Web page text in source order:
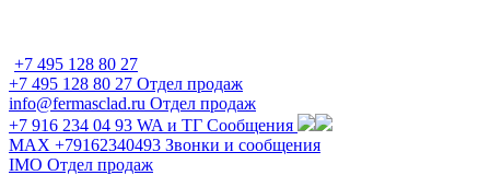
+7 495 128 80 27
+7 495 128 80 27 Отдел продаж
info@fermasclad.ru Отдел продаж
+7 916 234 04 93 WA и ТГ Сообщения
MAX +79162340493 Звонки и сообщения
IMO Отдел продаж